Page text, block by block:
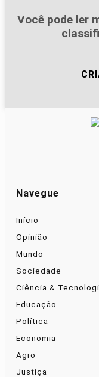
Você pode ler
Navegue
Início
Opinião
Mundo
Sociedade
Ciência &
Educação
Política
Economia
Agro
Justiça